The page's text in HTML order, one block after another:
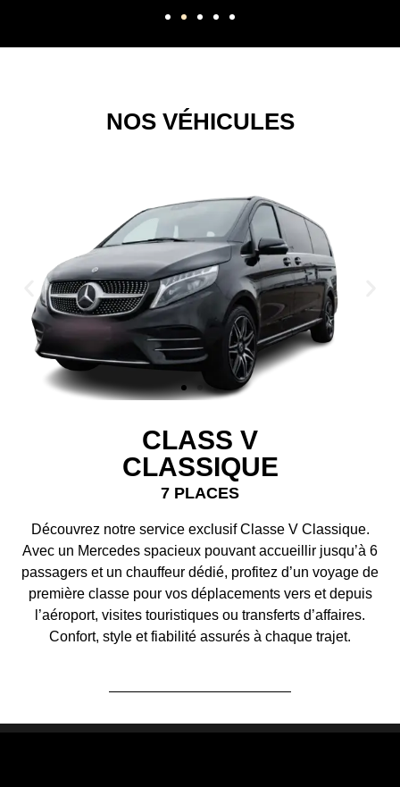
NOS VÉHICULES
CLASS V
CLASSIQUE
7 PLACES
Découvrez notre service exclusif Classe V Classique.
Avec un Mercedes spacieux pouvant accueillir jusqu’à 6
passagers et un chauffeur dédié, profitez d’un voyage de
première classe pour vos déplacements vers et depuis
l’aéroport, visites touristiques ou transferts d’affaires.
Confort, style et fiabilité assurés à chaque trajet.